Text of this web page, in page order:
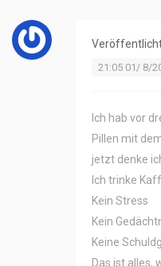
21:05 01/ 8/
Ich hab vor
Pillen mit
jetzt denke
Ich trinke
Kein Stress
Kein
Keine
Das ist alles,